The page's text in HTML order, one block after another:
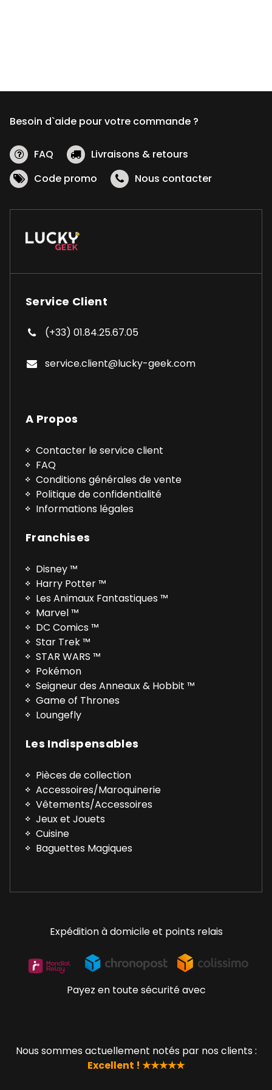
Besoin d`aide pour votre commande ?
FAQ
Livraisons & retours
Code promo
Nous contacter
Service Client
(+33) 01.84.25.67.05
service.client@lucky-geek.com
A Propos
Contacter le service client
FAQ
Conditions générales de vente
Politique de confidentialité
Informations légales
Franchises
Disney ™
Harry Potter ™
Les Animaux Fantastiques ™
Marvel ™
DC Comics ™
Star Trek ™
STAR WARS ™
Pokémon
Seigneur des Anneaux & Hobbit ™
Game of Thrones
Loungefly
Les Indispensables
Pièces de collection
Accessoires/Maroquinerie
Vêtements/Accessoires
Jeux et Jouets
Cuisine
Baguettes Magiques
Expédition à domicile et points relais
Payez en toute sécurité avec
Nous sommes actuellement notés par nos clients :
Excellent ! ★★★★★